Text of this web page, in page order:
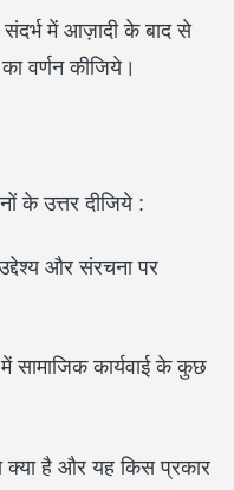
संदर्भ में आज़ादी के बाद से
वर्णन कीजिये।
के उत्तर दीजिये :
और संरचना पर
में सामाजिक कार्यवाई के कुछ
क्या है और यह किस प्रकार